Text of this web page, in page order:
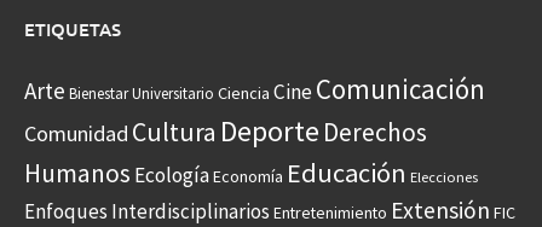
ETIQUETAS
Arte Bienestar Universitario Ciencia CineComunicación
Comunidad Cultura Deporte Derechos
Humanos EcologíaEconomía Educación Elecciones
Enfoques Interdisciplinarios Entretenimiento Extensión FIC